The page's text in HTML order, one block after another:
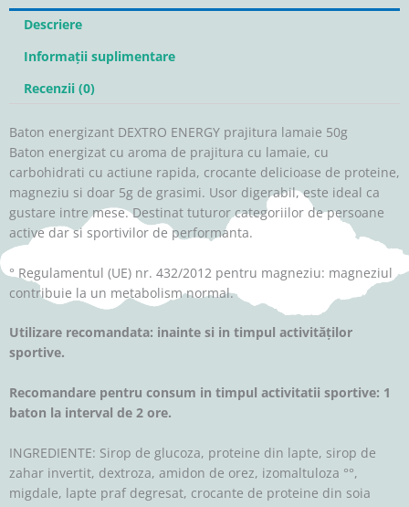
Descriere
Informații suplimentare
Recenzii (0)
Baton energizant DEXTRO ENERGY prajitura lamaie 50g
Baton energizat cu aroma de prajitura cu lamaie, cu
carbohidrati cu actiune rapida, crocante delicioase de proteine,
magneziu si doar 5g de grasimi. Usor digerabil, este ideal ca
gustare intre mese. Destinat tuturor categoriilor de persoane
active dar si sportivilor de performanta.
° Regulamentul (UE) nr. 432/2012 pentru magneziu: magneziul
contribuie la un metabolism normal.
Utilizare recomandata: inainte si in timpul activităților
sportive.
Recomandare pentru consum in timpul activitatii sportive: 1
baton la interval de 2 ore.
INGREDIENTE: Sirop de glucoza, proteine ​​din lapte, sirop de
zahar invertit, dextroza, amidon de orez, izomaltuloza °°,
migdale, lapte praf degresat, crocante de proteine ​​din soia